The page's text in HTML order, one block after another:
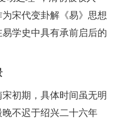
为宋代变卦解《易》思想
学史中具有承前启后的
初期，具体时间虽无明
不迟于绍兴二十六年